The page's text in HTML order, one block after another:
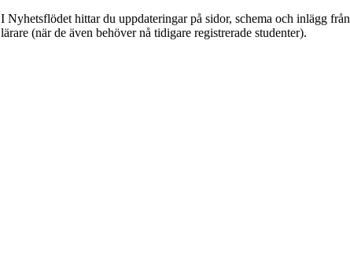
I Nyhetsflödet hittar du uppdateringar på sidor, schema och inlägg från
lärare (när de även behöver nå tidigare registrerade studenter).